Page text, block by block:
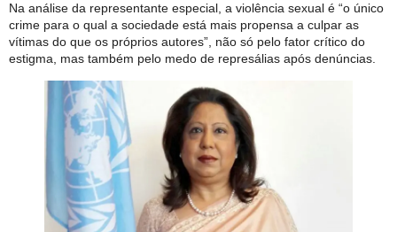
Na análise da representante especial, a violência sexual é “o único
crime para o qual a sociedade está mais propensa a culpar as
vítimas do que os próprios autores”, não só pelo fator crítico do
estigma, mas também pelo medo de represálias após denúncias.